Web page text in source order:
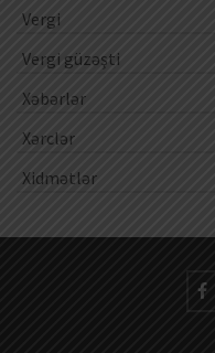
Vergi
Vergi güzəşti
Xəbərlər
Xərclər
Xidmətlər